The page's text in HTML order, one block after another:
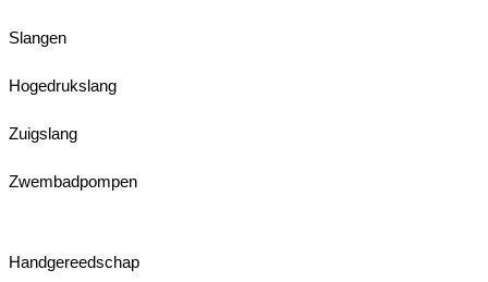
Slangen
Hogedrukslang
Zuigslang
Zwembadpompen
Handgereedschap